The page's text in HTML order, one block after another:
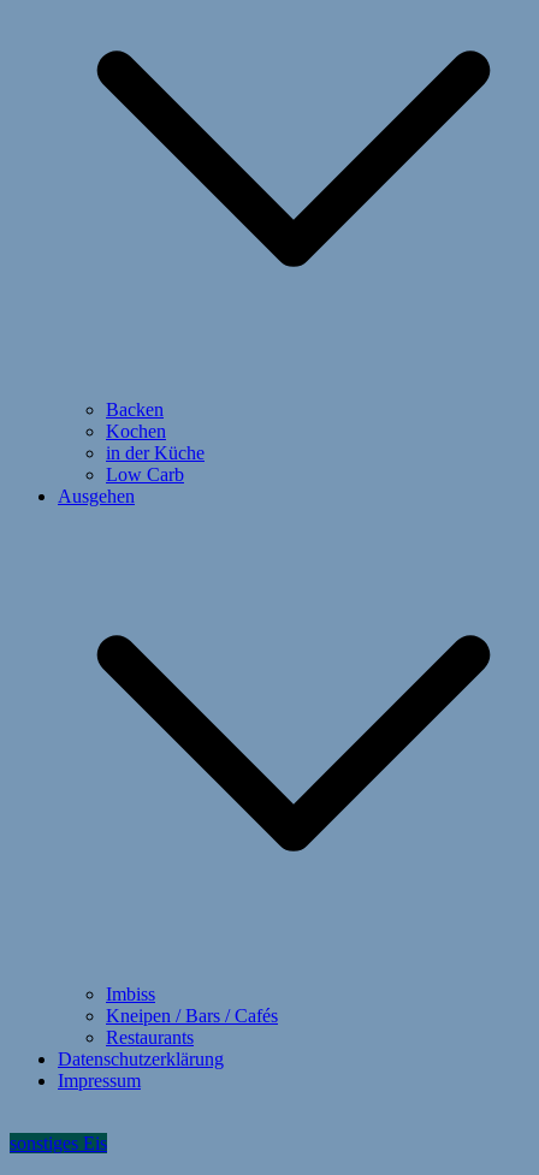
Backen
Kochen
in der Küche
Low Carb
Ausgehen
Imbiss
Kneipen / Bars / Cafés
Restaurants
Datenschutzerklärung
Impressum
sonstiges Eis